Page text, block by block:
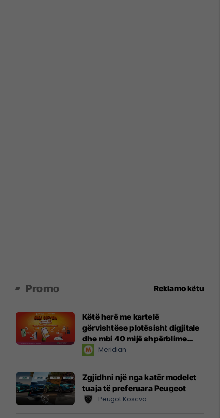
Promo Reklamo këtu
Këtë herë me kartelë
gërvishtëse plotësisht digjitale
dhe mbi 40 mijë shpërblime
instant!Meridian
Zgjidhni një nga katër modelet
tuaja të preferuara Peugeot
Peugot Kosova